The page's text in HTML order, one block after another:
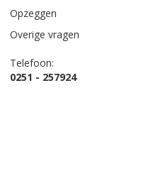
Opzeggen
Overige vragen
Telefoon:
0251 - 257924